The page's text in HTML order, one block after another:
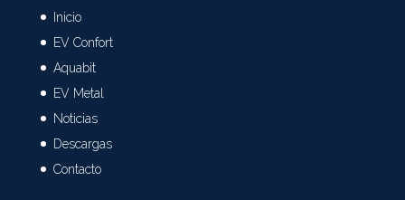
Inicio
EV Confort
Aquabit
EV Metal
Noticias
Descargas
Contacto